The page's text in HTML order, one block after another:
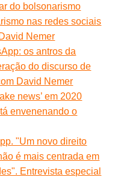
do bolsonarismo
nas redes sociais
Nemer
os antros da
do discurso de
David Nemer
news’ em 2020
envenenando o
"Um novo direito
é mais centrada em
Entrevista especial